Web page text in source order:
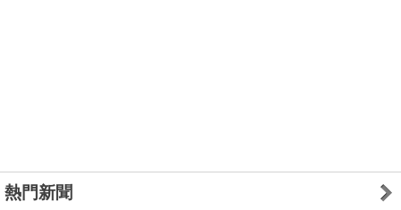
熱門新聞